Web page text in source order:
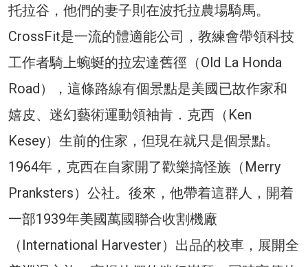
托拉谷，他們的妻子則在波托拉農場騎馬。
CrossFit是一流的體適能公司，教練會帶領科技
工作者騎上蜿蜒的拉宏達舊徑（Old La Honda
Road），這條路線有個景點是美國已故作家和
嬉皮、迷幻藝術運動領袖肯．克西（Ken
Kesey）生前的住家，但現在就只是個景點。
1964年，克西在自家開了歡樂搞怪族（Merry
Pranksters）公社。後來，他帶着這群人，開着
一部1939年美國萬國聯合收割機廠
（International Harvester）出品的校車，展開全